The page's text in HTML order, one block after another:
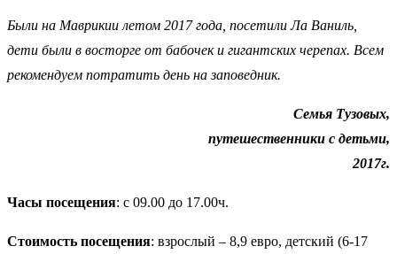
Были на Маврикии летом 2017 года, посетили Ла Ваниль,
дети были в восторге от бабочек и гигантских черепах. Всем
рекомендуем потратить день на заповедник.
Семья Тузовых,
путешественники с детьми,
2017г.
Часы посещения: с 09.00 до 17.00ч.
Стоимость посещения: взрослый – 8,9 евро, детский (6-17